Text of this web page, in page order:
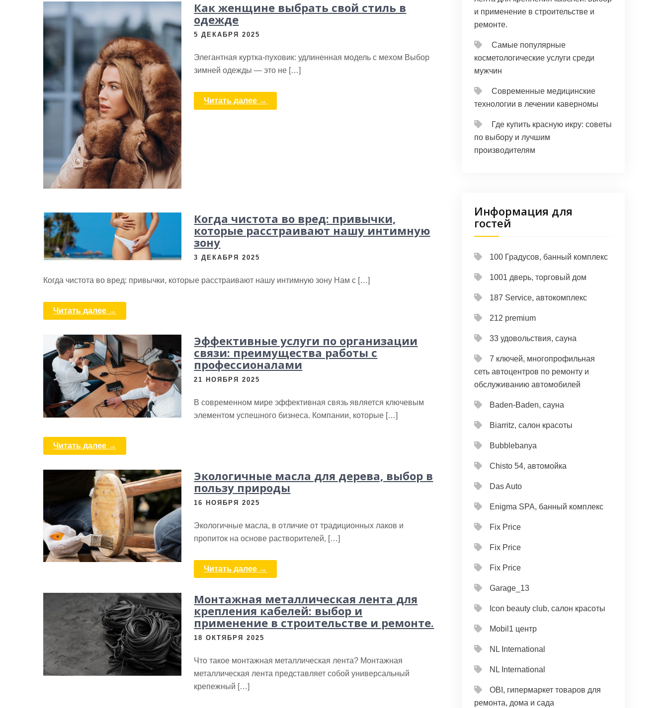
Как женщине выбрать свой стиль в
одежде
5 ДЕКАБРЯ 2025
Элегантная куртка-пуховик: удлиненная модель с мехом Выбор
зимней одежды — это не […]
Читать далее →
Когда чистота во вред: привычки,
которые расстраивают нашу интимную
зону
3 ДЕКАБРЯ 2025
Когда чистота во вред: привычки, которые расстраивают нашу интимную зону Нам с […]
Читать далее →
Эффективные услуги по организации
связи: преимущества работы с
профессионалами
21 НОЯБРЯ 2025
В современном мире эффективная связь является ключевым
элементом успешного бизнеса. Компании, которые […]
Читать далее →
Экологичные масла для дерева, выбор в
пользу природы
16 НОЯБРЯ 2025
Экологичные масла, в отличие от традиционных лаков и
пропиток на основе растворителей, […]
Читать далее →
Монтажная металлическая лента для
крепления кабелей: выбор и
применение в строительстве и ремонте.
18 ОКТЯБРЯ 2025
Что такое монтажная металлическая лента? Монтажная
металлическая лента представляет собой универсальный
крепежный […]
и применение в строительстве и
ремонте.
Самые популярные
косметологические услуги среди
мужчин
Современные медицинские
технологии в лечении каверномы
Где купить красную икру: советы
по выбору и лучшим
производителям
Информация для
гостей
100 Градусов, банный комплекс
1001 дверь, торговый дом
187 Service, автокомплекс
212 premium
33 удовольствия, сауна
7 ключей, многопрофильная
сеть автоцентров по ремонту и
обслуживанию автомобилей
Baden-Baden, сауна
Biarritz, салон красоты
Bubblebanya
Chisto 54, автомойка
Das Auto
Enigma SPA, банный комплекс
Fix Price
Fix Price
Fix Price
Garage_13
Icon beauty club, салон красоты
Mobil1 центр
NL International
NL International
OBI, гипермаркет товаров для
ремонта, дома и сада